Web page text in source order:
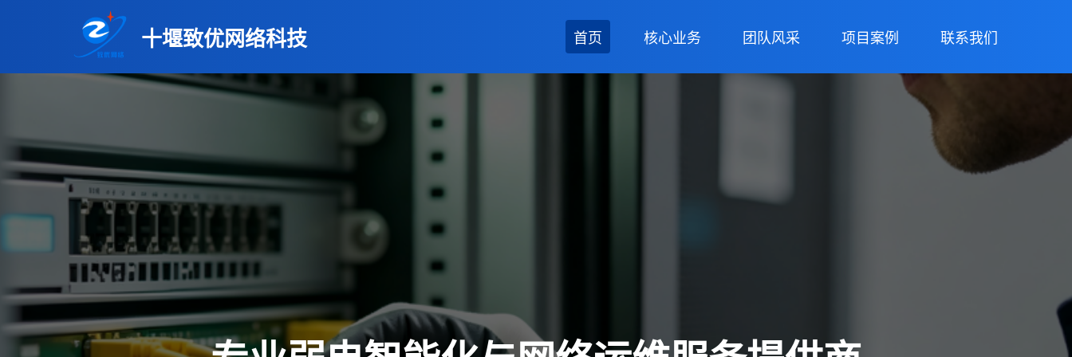
十堰致优网络科技 首页 核心业务 团队风采 项目案例 联系我们